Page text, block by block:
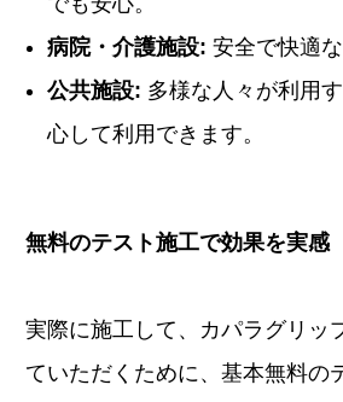
病院・介護施設:安全で快適
公共施設: 多様な人々が利用
心して利用できます。
無料のテスト施工で効果を実感
実際に施工して、カパラグリッ
ていただくために、基本無料の